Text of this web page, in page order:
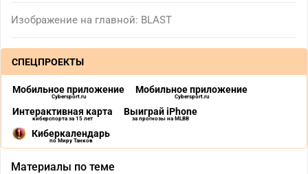
Изображение на главной: BLAST
СПЕЦПРОЕКТЫ
Мобильное приложение
Cybersport.ru
Мобильное приложение
Cybersport.ru
Интерактивная карта
киберспорта за 15 лет
Выиграй iPhone
за прогнозы на MLBB
Киберкалендарь
по Миру Танков
Материалы по теме